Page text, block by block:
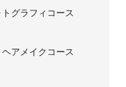
トグラフィコース
ヘアメイクコース